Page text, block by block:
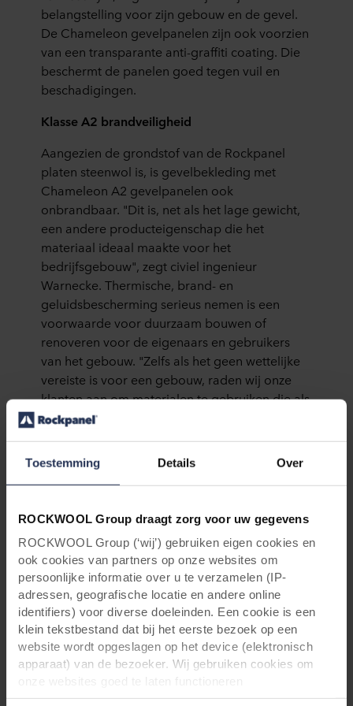
Toestemming Details Over
ROCKWOOL Group draagt zorg voor uw gegevens
ROCKWOOL Group (‘wij’) gebruiken eigen cookies en
ook cookies van partners op onze websites om
persoonlijke informatie over u te verzamelen (IP-
adressen, geografische locatie en andere online
identifiers) voor diverse doeleinden. Een cookie is een
klein tekstbestand dat bij het eerste bezoek op een
website wordt opgeslagen op het device (elektronisch
apparaat) van de bezoeker. Wij gebruiken cookies om
(‘Noodzakelijke’), om uw instellingen te onthouden en uw
belangstelling voor zijn gebouw en de gevel.
De Chameleon gevelpanelen zijn ook voorzien
van een transparante anti-graffiti coating. Die
beschermt de panelen goed tegen vuil en
beschadigingen.
Klasse A2 brandveiligheid
Aangezien de grondstof van de Rockpanel
platen steenwol is, is gevelbekleding met
Chameleon A2 gevelpanelen ook
onbrandbaar. "Dit is, net als het lage gewicht,
een andere producteigenschap die het
materiaal ideaal maakte voor het
bedrijfsgebouw", zegt civiel ingenieur
Warnecke. Thermische, brand- en
geluidsbescherming serieus nemen is een
voorwaarde voor duurzaam bouwen of
renoveren voor de eigenaars en gebruikers
van het gebouw. "Zelfs als het geen wettelijke
vereiste is voor een gebouw, raden wij onze
klanten aan om materialen te gebruiken die als
duurzaam worden beschouwd en die
afzonderlijk kunnen worden gedemonteerd en
gerecycled voor het geval ze tientallen jaren
later ontmanteld worden."